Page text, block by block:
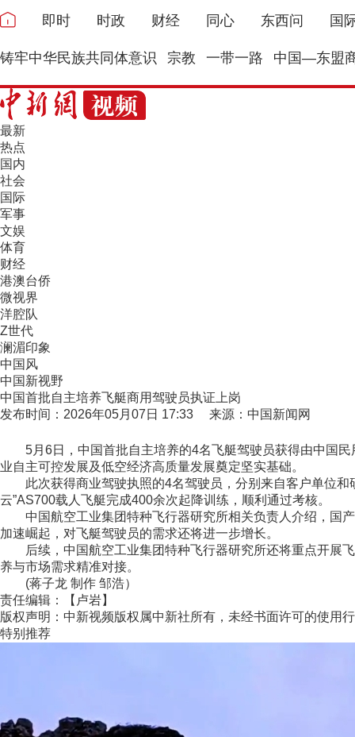
即时 时政 财经 同心 东西问 国
铸牢中华民族共同体意识 宗教 一带一路 中国—东盟
最新
热点
国内
社会
国际
军事
文娱
体育
财经
港澳台侨
微视界
洋腔队
Z世代
澜湄印象
中国风
中国新视野
中国首批自主培养飞艇商用驾驶员执证上岗
发布时间：2026年05月07日 17:33 来源：中国新闻网
5月6日，中国首批自主培养的4名飞艇驾驶员获得由中国民
业自主可控发展及低空经济高质量发展奠定坚实基础。
此次获得商业驾驶执照的4名驾驶员，分别来自客户单位和
云”AS700载人飞艇完成400余次起降训练，顺利通过考核。
中国航空工业集团特种飞行器研究所相关负责人介绍，国产
加速崛起，对飞艇驾驶员的需求还将进一步增长。
后续，中国航空工业集团特种飞行器研究所还将重点开展飞
养与市场需求精准对接。
(蒋子龙 制作 邹浩）
责任编辑：【卢岩】
版权声明：中新视频版权属中新社所有，未经书面许可的使用
特别推荐